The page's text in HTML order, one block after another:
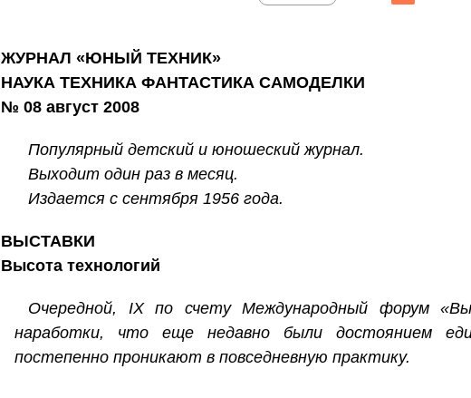
ЖУРНАЛ «ЮНЫЙ ТЕХНИК»
НАУКА ТЕХНИКА ФАНТАСТИКА САМОДЕЛКИ
№ 08 август 2008
Популярный детский и юношеский журнал.
Выходит один раз в месяц.
Издается с сентября 1956 года.
ВЫСТАВКИ
Высота технологий
Очередной, IX по счету Международный форум
наработки, что еще недавно были достоянием
постепенно проникают в повседневную практику.